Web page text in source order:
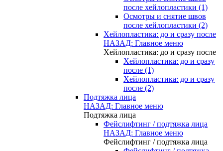
после хейлопластики (1)
Осмотры и снятие швов
после хейлопластики (2)
Хейлопластика: до и сразу после
НАЗАД: Главное меню
Хейлопластика: до и сразу после
Хейлопластика: до и сразу
после (1)
Хейлопластика: до и сразу
после (2)
Подтяжка лица
НАЗАД: Главное меню
Подтяжка лица
Фейслифтинг / подтяжка лица
НАЗАД: Главное меню
Фейслифтинг / подтяжка лица